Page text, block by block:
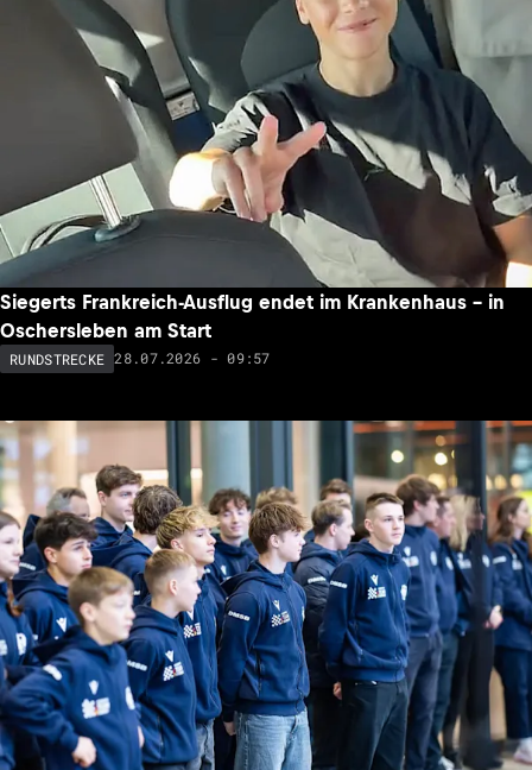
Siegerts Frankreich-Ausflug endet im Krankenhaus – in
Oschersleben am Start
RUNDSTRECKE 28.07.2026 - 09:57